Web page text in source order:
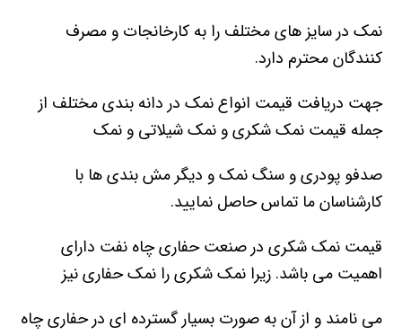
نمک در سایز های مختلف را به کارخانجات و مصرف
کنندگان محترم دارد.
جهت دریافت قیمت انواع نمک در دانه بندی مختلف از
جمله قیمت نمک شکری و نمک شیلاتی و نمک
صدفو پودری و سنگ نمک و دیگر مش بندی ها با
کارشناسان ما تماس حاصل نمایید.
قیمت نمک شکری در صنعت حفاری چاه نفت دارای
اهمیت می باشد. زیرا نمک شکری را نمک حفاری نیز
می نامند و از آن به صورت بسیار گسترده ای در حفاری چاه